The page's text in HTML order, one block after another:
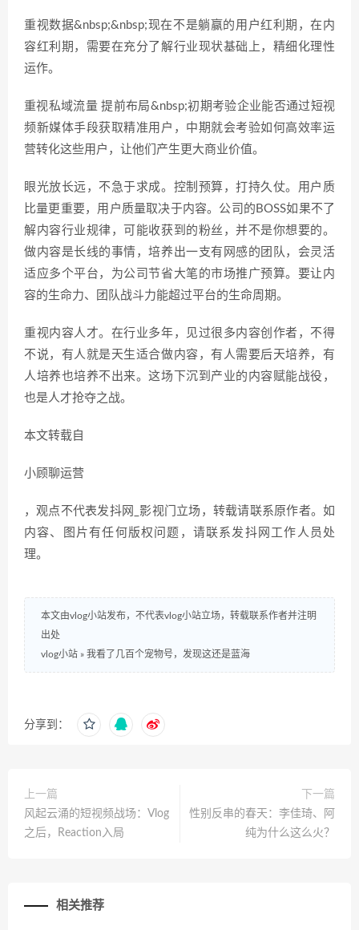
重视数据&nbsp;&nbsp;现在不是躺赢的用户红利期，在内
容红利期，需要在充分了解行业现状基础上，精细化理性
运作。
重视私域流量 提前布局&nbsp;初期考验企业能否通过短视
频新媒体手段获取精准用户，中期就会考验如何高效率运
营转化这些用户，让他们产生更大商业价值。
眼光放长远，不急于求成。控制预算，打持久仗。用户质
比量更重要，用户质量取决于内容。公司的BOSS如果不了
解内容行业规律，可能收获到的粉丝，并不是你想要的。
做内容是长线的事情，培养出一支有网感的团队，会灵活
适应多个平台，为公司节省大笔的市场推广预算。要让内
容的生命力、团队战斗力能超过平台的生命周期。
重视内容人才。在行业多年，见过很多内容创作者，不得
不说，有人就是天生适合做内容，有人需要后天培养，有
人培养也培养不出来。这场下沉到产业的内容赋能战役，
也是人才抢夺之战。
本文转载自
小顾聊运营
，观点不代表发抖网_影视门立场，转载请联系原作者。如
内容、图片有任何版权问题，请联系发抖网工作人员处
理。
本文由vlog小站发布，不代表vlog小站立场，转载联系作者并注明
出处
vlog小站 » 我看了几百个宠物号，发现这还是蓝海
分享到：
上一篇
风起云涌的短视频战场：Vlog
之后，Reaction入局
下一篇
性别反串的春天：李佳琦、阿
纯为什么这么火？
相关推荐